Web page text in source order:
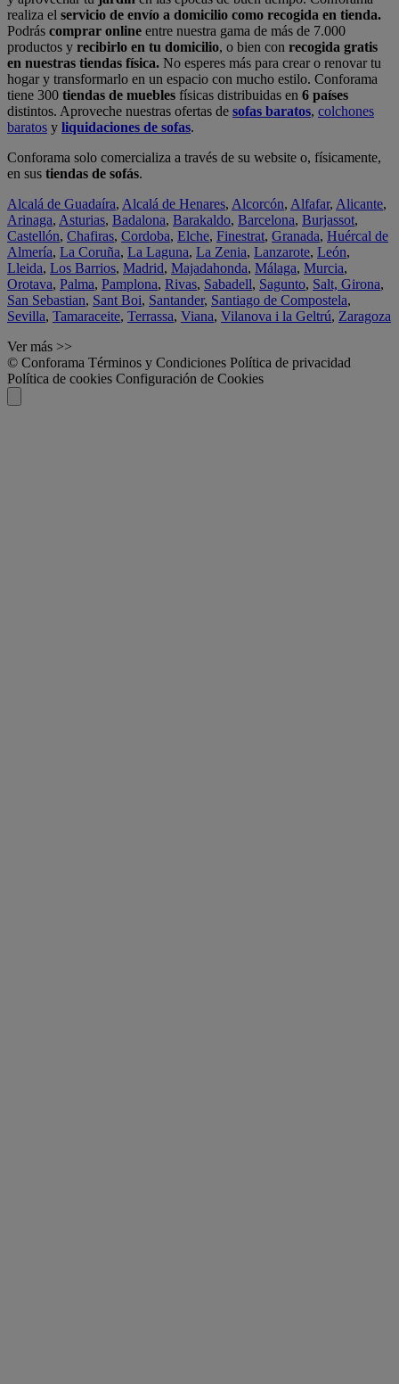
realiza el servicio de envío a domicilio como recogida en tienda.
Podrás comprar online entre nuestra gama de más de 7.000
productos y recibirlo en tu domicilio, o bien con recogida gratis
en nuestras tiendas física. No esperes más para crear o renovar tu
hogar y transformarlo en un espacio con mucho estilo. Conforama
tiene 300 tiendas de muebles físicas distribuidas en 6 países
distintos. Aproveche nuestras ofertas de sofas baratos, colchones
baratos y liquidaciones de sofas.
Conforama solo comercializa a través de su website o, físicamente,
en sus tiendas de sofás.
Alcalá de Guadaíra, Alcalá de Henares, Alcorcón, Alfafar, Alicante,
Arinaga, Asturias, Badalona, Barakaldo, Barcelona, Burjassot,
Castellón, Chafiras, Cordoba, Elche, Finestrat, Granada, Huércal de
Almería, La Coruña, La Laguna, La Zenia, Lanzarote, León,
Lleida, Los Barrios, Madrid, Majadahonda, Málaga, Murcia,
Orotava, Palma, Pamplona, Rivas, Sabadell, Sagunto, Salt, Girona,
San Sebastian, Sant Boi, Santander, Santiago de Compostela,
Sevilla, Tamaraceite, Terrassa, Viana, Vilanova i la Geltrú, Zaragoza
Ver más >>
© Conforama Términos y Condiciones Política de privacidad
Política de cookies Configuración de Cookies